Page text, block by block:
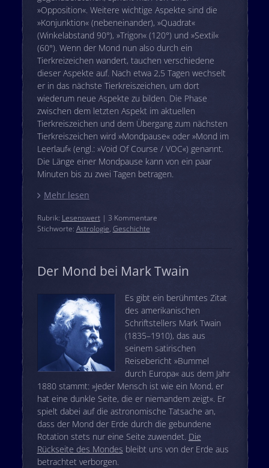
»Opposition«. Weitere wichtige Aspekte sind die
»Konjunktion« (nebeneinander), »Quadrat«
(Winkelabstand 90°), »Trigon« (120°) und »Sextil«
(60°). Wenn der Mond nun also durch ein
Tierkreizeichen wandert, tauchen verschiedene
dieser Aspekte auf. Nach etwa 2,5 Tagen wechselt
er in das nächste Tierkreiszeichen, um dort
wiederum neue Aspekte zu bilden. Die Phase
zwischen dem letzten Aspekt im aktuellen
Tierkreiszeichen und dem Übergang zum nächsten
Tierkreiszeichen wird »Mondpause« oder »Mond im
Leerlauf« (engl.: »Void Of Course / VOC«) genannt.
Die Länge einer Mondpause kann von ein paar
Minuten bis zu zwei Tagen betragen.
Mehr lesen
Rubrik: Lesenswert| 3 Kommentare
Stichworte: Astrologie, Geschichte
Der Mond bei Mark Twain
Es gibt ein berühmtes Zitat
des amerikanischen
Schriftstellers Mark Twain
(1835–1910), das aus
seinem satirischen
Reisebericht »Bummel
durch Europa« aus dem Jahr
1880 stammt: »Jeder Mensch ist wie ein Mond, er
hat eine dunkle Seite, die er niemandem zeigt«. Er
spielt dabei auf die astronomische Tatsache an,
dass der Mond der Erde durch die gebundene
Rotation stets nur eine Seite zuwendet. Die
Rückseite des Mondes bleibt uns von der Erde aus
betrachtet verborgen.